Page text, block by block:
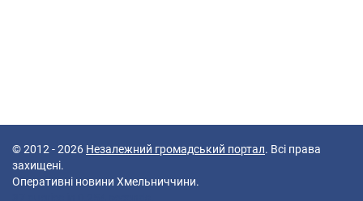
© 2012 - 2026 Незалежний громадський портал. Всі права
захищені.
Оперативні новини Хмельниччини.